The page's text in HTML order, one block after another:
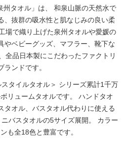
タオル」は、
和泉山脈の天然水で
、抜群の吸水性と肌なじみの良い柔
場で織り上げた泉州タオルや愛媛の
やベビーグッズ、マフラー、靴下な
全品日本製にこだわったファクトリ
ランドです。
タイルタオル＞ シリーズ累計1千万
リュームタオルです。
ハンドタオ
タオル、バスタオル代わりに使える
バスタオルの5サイズ展開。
カラー
も全18色と豊富です。